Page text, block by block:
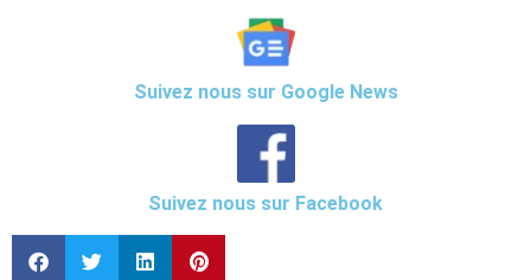
Suivez nous sur Google News
Suivez nous sur Facebook